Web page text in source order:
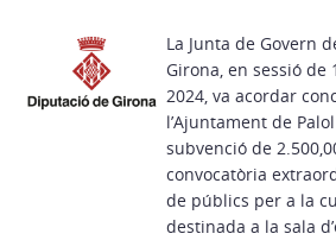
La Junta de Govern
Girona, en sessió de
2024, va acordar
l’Ajuntament de
subvenció de
convocatòria
de públics per a la
destinada a la sala